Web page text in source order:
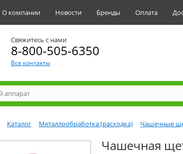
О компании Новости Бренды Оплата
Свяжитесь с нами
8-800-505-6350
Все контакты
Каталог Металлообработка (расходка) Чашечные
Чашечная